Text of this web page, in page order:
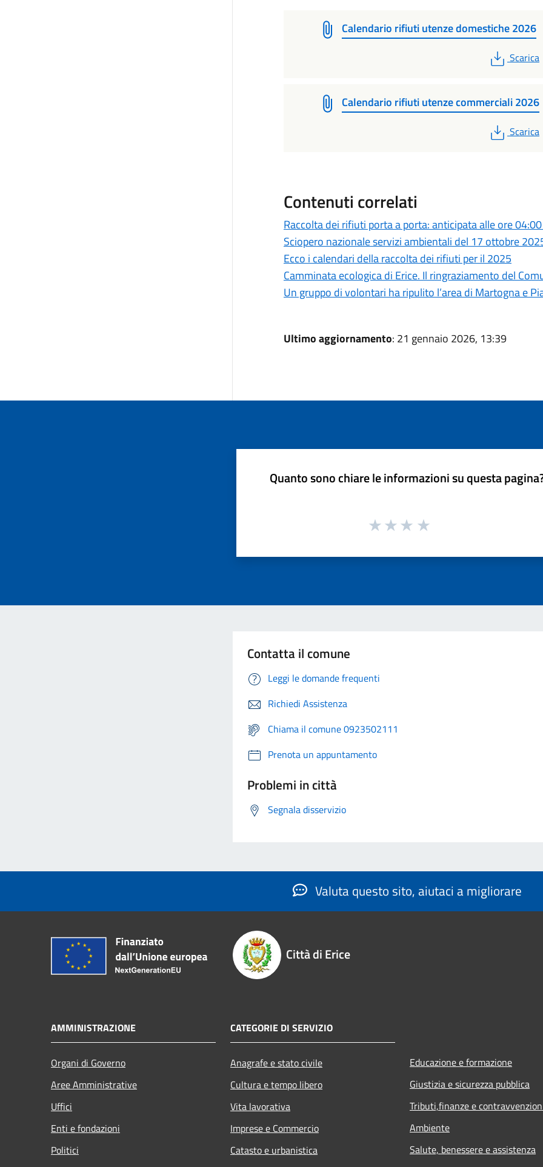
Calendario rifiuti utenze domestiche 2026
PDF
Scarica
Calendario rifiuti utenze commerciali 2026
PDF
Scarica
Contenuti correlati
Raccolta dei rifiuti porta a porta: anticipata alle ore
Sciopero nazionale servizi ambientali del 17 ottobre
Ecco i calendari della raccolta dei rifiuti per il 2025
Camminata ecologica di Erice. Il ringraziamento del
Un gruppo di volontari ha ripulito l’area di Martogna e
Ultimo aggiornamento: 21 gennaio 2026, 13:39
Quanto sono chiare le informazioni su questa
Contatta il comune
Leggi le domande frequenti
Richiedi Assistenza
Chiama il comune 0923502111
Prenota un appuntamento
Problemi in città
Segnala disservizio
Valuta questo sito, aiutaci a migliorare
Città di Erice
AMMINISTRAZIONE
Organi di Governo
Aree Amministrative
Uffici
Enti e fondazioni
Politici
CATEGORIE DI SERVIZIO
Anagrafe e stato civile
Cultura e tempo libero
Vita lavorativa
Imprese e Commercio
Catasto e urbanistica
Educazione e formazione
Giustizia e sicurezza pubblica
Tributi,finanze e
Ambiente
Salute, benessere e assistenza